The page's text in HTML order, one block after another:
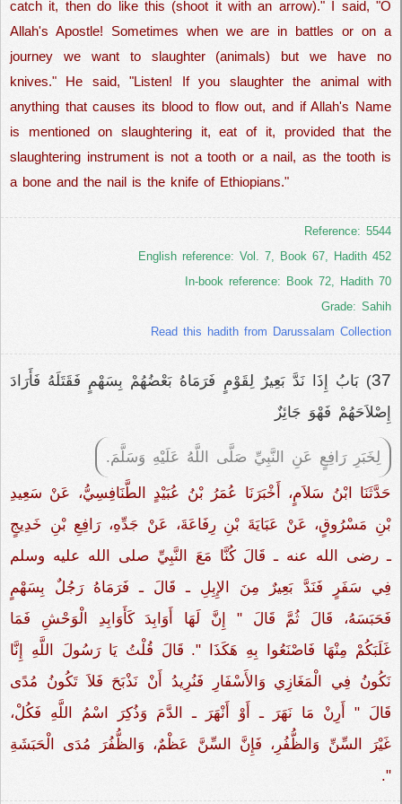
catch it, then do like this (shoot it with an arrow)." I said, "O
Allah's Apostle! Sometimes when we are in battles or on a
journey we want to slaughter (animals) but we have no
knives." He said, "Listen! If you slaughter the animal with
anything that causes its blood to flow out, and if Allah's Name
is mentioned on slaughtering it, eat of it, provided that the
slaughtering instrument is not a tooth or a nail, as the tooth is
a bone and the nail is the knife of Ethiopians."
Reference: 5544
English reference: Vol. 7, Book 67, Hadith 452
In-book reference: Book 72, Hadith 70
Grade: Sahih
Read this hadith from Darussalam Collection
37) بَابُ إِذَا نَدَّ بَعِيرٌ لِقَوْمٍ فَرَمَاهُ بَعْضُهُمْ بِسَهْمٍ فَقَتَلَهُ فَأَرَادَ
إِصْلاَحَهُمْ فَهْوَ جَائِزٌ
لِخَبَرِ رَافِعٍ عَنِ النَّبِيِّ صَلَّى اللَّهُ عَلَيْهِ وَسَلَّمَ.
حَدَّثَنَا ابْنُ سَلاَمٍ، أَخْبَرَنَا عُمَرُ بْنُ عُبَيْدٍ الطَّنَافِسِيُّ، عَنْ سَعِيدِ
بْنِ مَسْرُوقٍ، عَنْ عَبَايَةَ بْنِ رِفَاعَةَ، عَنْ جَدِّهِ، رَافِعِ بْنِ خَدِيجٍ
ـ رضى الله عنه ـ قَالَ كُنَّا مَعَ النَّبِيِّ صلى الله عليه وسلم
فِي سَفَرٍ فَنَدَّ بَعِيرٌ مِنَ الإِبِلِ ـ قَالَ ـ فَرَمَاهُ رَجُلٌ بِسَهْمٍ
فَحَبَسَهُ، قَالَ ثُمَّ قَالَ ‏"‏ إِنَّ لَهَا أَوَابِدَ كَأَوَابِدِ الْوَحْشِ فَمَا
غَلَبَكُمْ مِنْهَا فَاصْنَعُوا بِهِ هَكَذَا ‏"‏‏.‏ قَالَ قُلْتُ يَا رَسُولَ اللَّهِ إِنَّا
نَكُونُ فِي الْمَغَازِي وَالأَسْفَارِ فَنُرِيدُ أَنْ نَذْبَحَ فَلاَ تَكُونُ مُدًى
قَالَ ‏"‏ أَرِنْ مَا نَهَرَ ـ أَوْ أَنْهَرَ ـ الدَّمَ وَذُكِرَ اسْمُ اللَّهِ فَكُلْ،
غَيْرَ السِّنِّ وَالظُّفُرِ، فَإِنَّ السِّنَّ عَظْمٌ، وَالظُّفُرَ مُدَى الْحَبَشَةِ
‏"‏‏.‏